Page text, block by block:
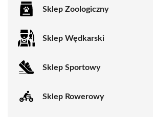
Sklep Zoologiczny
Sklep Wędkarski
Sklep Sportowy
Sklep Rowerowy